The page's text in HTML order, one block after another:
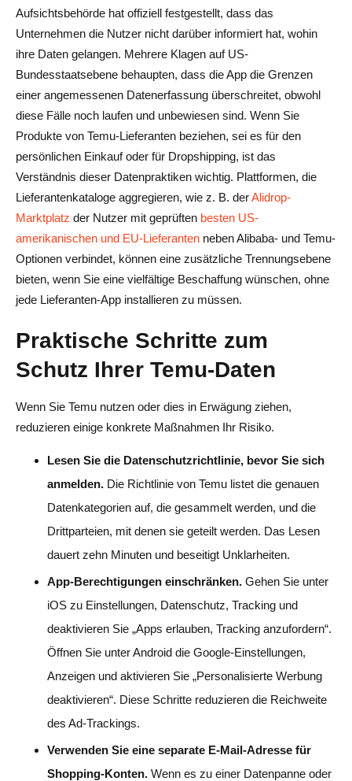
Aufsichtsbehörde hat offiziell festgestellt, dass das
Unternehmen die Nutzer nicht darüber informiert hat, wohin
ihre Daten gelangen. Mehrere Klagen auf US-
Bundesstaatsebene behaupten, dass die App die Grenzen
einer angemessenen Datenerfassung überschreitet, obwohl
diese Fälle noch laufen und unbewiesen sind. Wenn Sie
Produkte von Temu-Lieferanten beziehen, sei es für den
persönlichen Einkauf oder für Dropshipping, ist das
Verständnis dieser Datenpraktiken wichtig. Plattformen, die
Lieferantenkataloge aggregieren, wie z. B. derAlidrop-
Marktplatz der Nutzer mit geprüften besten US-
amerikanischen und EU-Lieferanten neben Alibaba- und Temu-
Optionen verbindet, können eine zusätzliche Trennungsebene
bieten, wenn Sie eine vielfältige Beschaffung wünschen, ohne
jede Lieferanten-App installieren zu müssen.
Praktische Schritte zum
Schutz Ihrer Temu-Daten
Wenn Sie Temu nutzen oder dies in Erwägung ziehen,
reduzieren einige konkrete Maßnahmen Ihr Risiko.
Lesen Sie die Datenschutzrichtlinie, bevor Sie sich
anmelden. Die Richtlinie von Temu listet die genauen
Datenkategorien auf, die gesammelt werden, und die
Drittparteien, mit denen sie geteilt werden. Das Lesen
dauert zehn Minuten und beseitigt Unklarheiten.
App-Berechtigungen einschränken. Gehen Sie unter
iOS zu Einstellungen, Datenschutz, Tracking und
deaktivieren Sie „Apps erlauben, Tracking anzufordern“.
Öffnen Sie unter Android die Google-Einstellungen,
Anzeigen und aktivieren Sie „Personalisierte Werbung
deaktivieren“. Diese Schritte reduzieren die Reichweite
des Ad-Trackings.
Verwenden Sie eine separate E-Mail-Adresse für
Shopping-Konten. Wenn es zu einer Datenpanne oder